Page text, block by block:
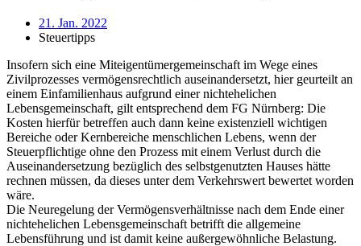
21. Jan. 2022
Steuertipps
Insofern sich eine Miteigentümergemeinschaft im Wege eines
Zivilprozesses vermögensrechtlich auseinandersetzt, hier geurteilt an
einem Einfamilienhaus aufgrund einer nichtehelichen
Lebensgemeinschaft, gilt entsprechend dem FG Nürnberg: Die
Kosten hierfür betreffen auch dann keine existenziell wichtigen
Bereiche oder Kernbereiche menschlichen Lebens, wenn der
Steuerpflichtige ohne den Prozess mit einem Verlust durch die
Auseinandersetzung bezüglich des selbstgenutzten Hauses hätte
rechnen müssen, da dieses unter dem Verkehrswert bewertet worden
wäre.
Die Neuregelung der Vermögensverhältnisse nach dem Ende einer
nichtehelichen Lebensgemeinschaft betrifft die allgemeine
Lebensführung und ist damit keine außergewöhnliche Belastung.